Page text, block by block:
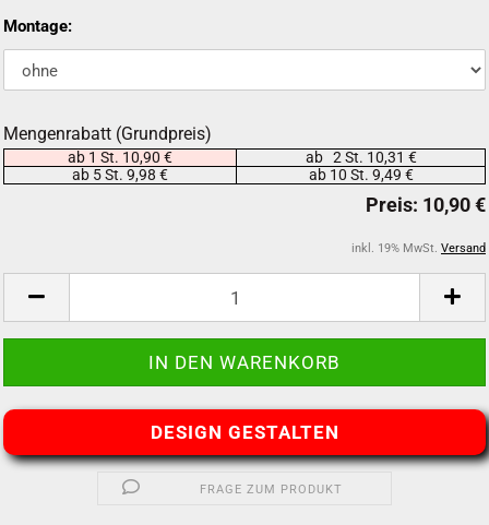
Montage:
Mengenrabatt (Grundpreis)
ab 1 St. 10,90 €
ab 2 St. 10,31 €
ab 5 St. 9,98 €
ab 10 St. 9,49 €
inkl. 19% MwSt. Versand
DESIGN GESTALTEN
FRAGE ZUM PRODUKT